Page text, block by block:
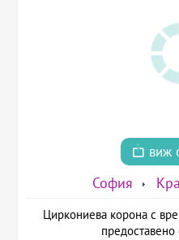
виж
София
Циркониева корона с